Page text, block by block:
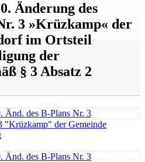
Änderung des
3 »Krüzkamp« der
im Ortsteil
der
§ 3 Absatz 2
"Krüzkamp" der Gemeinde